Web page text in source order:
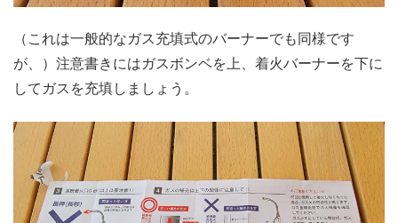
（これは一般的なガス充填式のバーナーでも同様です
が、）注意書きにはガスボンベを上、着火バーナーを下に
してガスを充填しましょう。